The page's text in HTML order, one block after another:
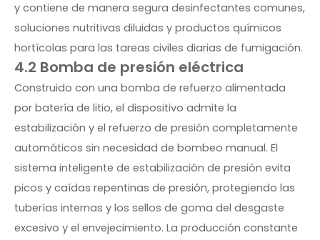
y contiene de manera segura desinfectantes comunes,
soluciones nutritivas diluidas y productos químicos
hortícolas para las tareas civiles diarias de fumigación.
4.2 Bomba de presión eléctrica
Construido con una bomba de refuerzo alimentada
por batería de litio, el dispositivo admite la
estabilización y el refuerzo de presión completamente
automáticos sin necesidad de bombeo manual. El
sistema inteligente de estabilización de presión evita
picos y caídas repentinas de presión, protegiendo las
tuberías internas y los sellos de goma del desgaste
excesivo y el envejecimiento. La producción constante